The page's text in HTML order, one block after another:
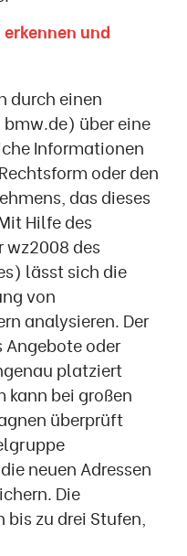
und
durch einen
über eine
Informationen
oder den
das dieses
Hilfe des
wz2008 des
lässt sich die
von
analysieren. Der
Angebote oder
platziert
kann bei großen
überprüft
neuen Adressen
Die
zu drei Stufen,